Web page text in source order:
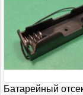
Батарейный